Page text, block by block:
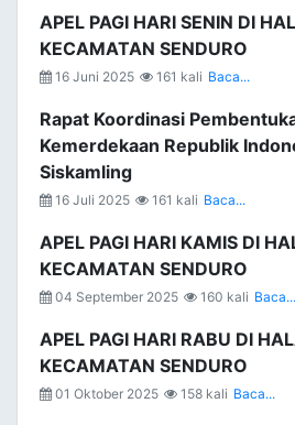
APEL PAGI HARI SENIN DI
KECAMATAN SENDURO
16 Juni 2025 161 kali Baca...
Rapat Koordinasi
Kemerdekaan Republik
Siskamling
16 Juli 2025 161 kali Baca...
APEL PAGI HARI KAMIS DI
KECAMATAN SENDURO
04 September 2025 160 kali Baca...
APEL PAGI HARI RABU DI
KECAMATAN SENDURO
01 Oktober 2025 158 kali Baca...